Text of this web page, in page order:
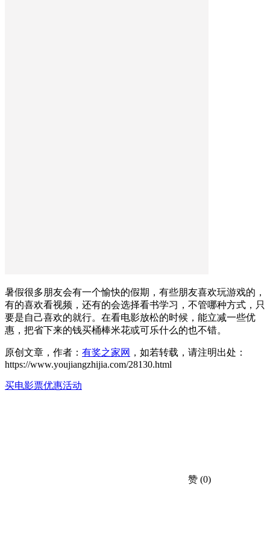
暑假很多朋友会有一个愉快的假期，有些朋友喜欢玩游戏的，
有的喜欢看视频，还有的会选择看书学习，不管哪种方式，只
要是自己喜欢的就行。在看电影放松的时候，能立减一些优
惠，把省下来的钱买桶棒米花或可乐什么的也不错。
原创文章，作者： 有奖之家网 ，如若转载，请注明出处：
https://www.youjiangzhijia.com/28130.html
买电影票优惠活动
赞 (0)